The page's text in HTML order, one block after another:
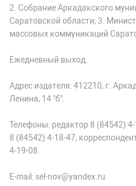
2. Собрание Аркадакского
Саратовской области; 3.
массовых коммуникаций
Ежедневный выход.
Адрес издателя: 412210, г.
Ленина, 14 "б".
Телефоны: редактор 8 (84542) 4-
8 (84542) 4-18-47,
4-19-08.
E-mail: sel-nov@yandex.ru